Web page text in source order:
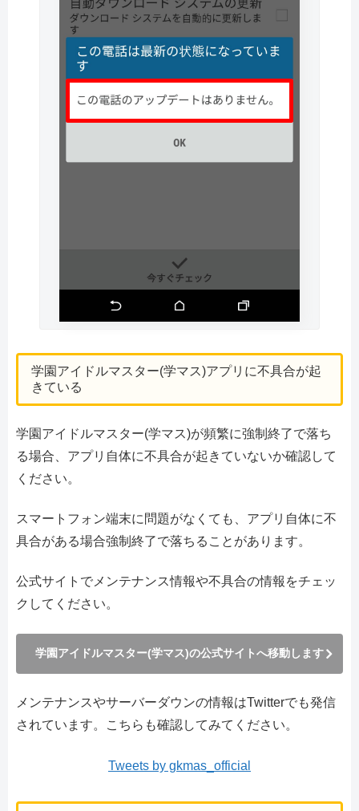
学園アイドルマスター(学マス)アプリに不具合が起
きている
学園アイドルマスター(学マス)が頻繁に強制終了で落ち
る場合、アプリ自体に不具合が起きていないか確認して
ください。
スマートフォン端末に問題がなくても、アプリ自体に不
具合がある場合強制終了で落ちることがあります。
公式サイトでメンテナンス情報や不具合の情報をチェッ
クしてください。
学園アイドルマスター(学マス)の公式サイトへ移動します
メンテナンスやサーバーダウンの情報はTwitterでも発信
されています。こちらも確認してみてください。
Tweets by gkmas_official